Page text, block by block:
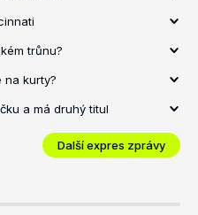
trůnu?
na kurty?
a má druhý titul
Další expres zprávy